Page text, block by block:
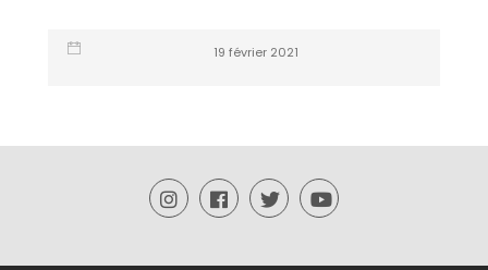
19 février 2021